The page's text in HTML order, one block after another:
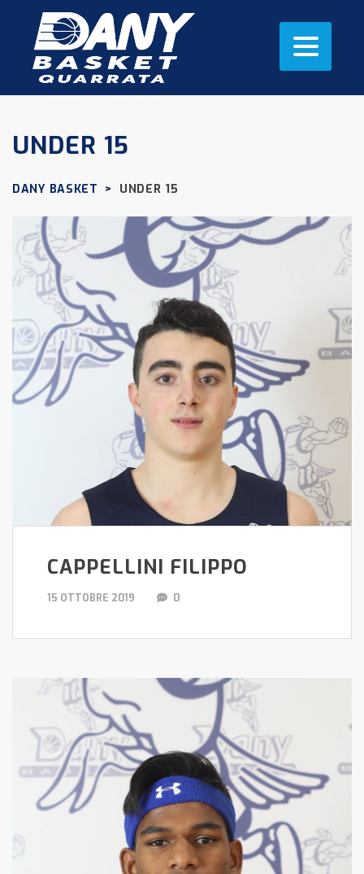
UNDER 15
DANY BASKET > UNDER 15
CAPPELLINI FILIPPO
15 OTTOBRE 2019 0